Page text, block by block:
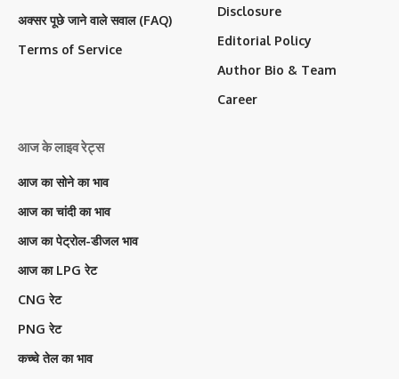
अक्सर पूछे जाने वाले सवाल (FAQ)
Terms of Service
Disclosure
Editorial Policy
Author Bio & Team
Career
आज के लाइव रेट्स
आज का सोने का भाव
आज का चांदी का भाव
आज का पेट्रोल-डीजल भाव
आज का LPG रेट
CNG रेट
PNG रेट
कच्चे तेल का भाव